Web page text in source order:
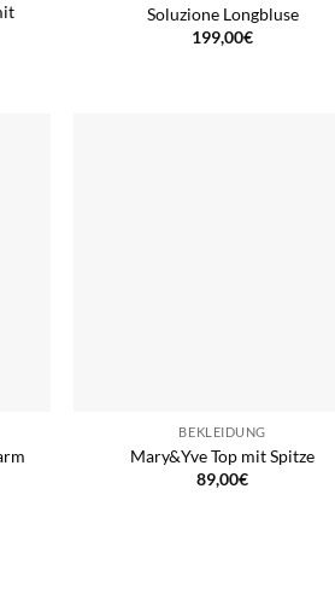
Soluzione Longbluse
199,00€
BEKLEIDUNG
Mary&Yve Top mit Spitze
89,00€